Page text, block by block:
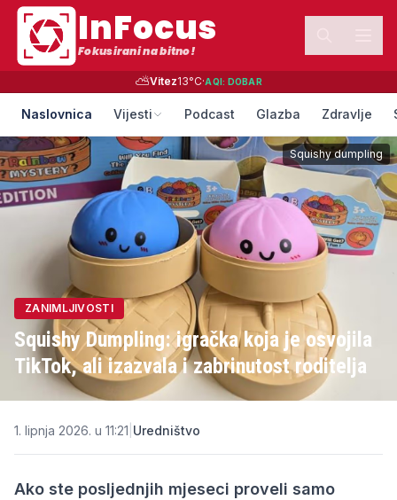
InFocus
Fokusirani na bitno!
⛅Vitez13°C·AQI: DOBAR
Naslovnica Vijesti Podcast Glazba Zdravlje
ZANIMLJIVOSTI
Squishy Dumpling: igračka koja je osvojila
TikTok, ali izazvala i zabrinutost roditelja
Squishy dumpling
1. lipnja 2026. u 11:21 Uredništvo
Ako ste posljednjih mjeseci proveli samo